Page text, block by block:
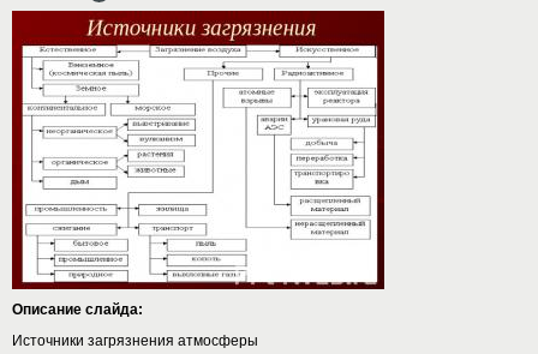
Описание слайда:
Источники загрязнения атмосферы